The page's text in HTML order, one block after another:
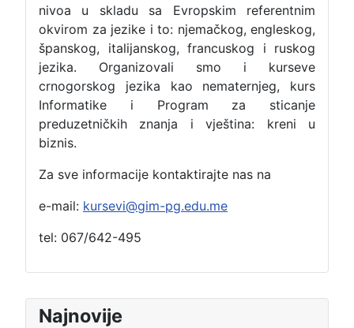
Najnovije
nivoa u skladu sa Evropskim referentnim
okvirom za jezike i to: njemačkog, engleskog,
španskog, italijanskog, francuskog i ruskog
jezika. Organizovali smo i kurseve
crnogorskog jezika kao nematernjeg, kurs
Informatike i Program za sticanje
preduzetničkih znanja i vještina: kreni u
biznis.
Za sve informacije kontaktirajte nas na
e-mail: kursevi@gim-pg.edu.me
tel: 067/642-495